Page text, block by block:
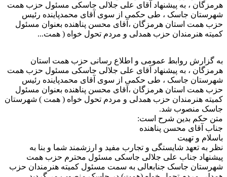
هرمزگان ، به پیشنهاد آقای علی جلالی جاسکی مسئول حزب همت
شهرستان جاسک ، طی حکمی از سوی آقای محمدپاینده رئیس
حزب همت استان هرمزگان ،آقای محسن پناهنده بعنوان مسئول
کمیته هنرمندان حزب همدلی و مردم تحول خواه ( همت...
به گزارش روابط عمومی و اطلاع رسانی حزب همت استان
هرمزگان ، به پیشنهاد آقای علی جلالی جاسکی مسئول حزب همت
شهرستان جاسک ، طی حکمی از سوی آقای محمدپاینده رئیس
حزب همت استان هرمزگان ،آقای محسن پناهنده بعنوان مسئول
کمیته هنرمندان حزب همدلی و مردم تحول خواه ( همت ) شهرستان
جاسک منصوب شد.
متن حکم بدین شرح است:
جناب آقای محسن پناهنده
باسلام و تهیت
نظر به تعهد شایستگی و تجارب مفید و ارزشمند شما و بنا به
پیشنهاد جناب علی جلالی جاسکی مسئول محترم حزب همت
شهرستان جاسک جنابعالی به سمت مسئول کمیته هنرمندان حزب